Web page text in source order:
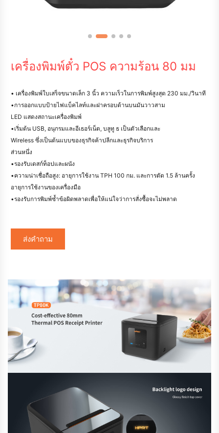
เครื่องพิมพ์ตั๋ว POS ความร้อน 80 มม
• เครื่องพิมพ์ใบเสร็จขนาดเล็ก 3 นิ้ว ความเร็วในการพิมพ์สูงสุด 230 มม./วินาที
•การออกแบบป้ายไฟแบ็คไลท์และฝาครอบด้านบนมันวาวสาม
LED แสดงสถานะเครื่องพิมพ์
•เริ่มต้น USB, อนุกรมและอีเธอร์เน็ต, บลูทู ธ เป็นตัวเลือกและ
Wireless ซึ่งเป็นต้นแบบของธุรกิจค้าปลีกและธุรกิจบริการ
ส่วนหนึ่ง
•รองรับเดสก์ท็อปและผนัง
•ความน่าเชื่อถือสูง: อายุการใช้งาน TPH 100 กม. และการตัด 1.5 ล้านครั้ง
อายุการใช้งานของเครื่องมือ
•รองรับการพิมพ์ซ้ำข้อผิดพลาดเพื่อให้แน่ใจว่าการสั่งซื้อจะไม่พลาด
ส่งคำถาม